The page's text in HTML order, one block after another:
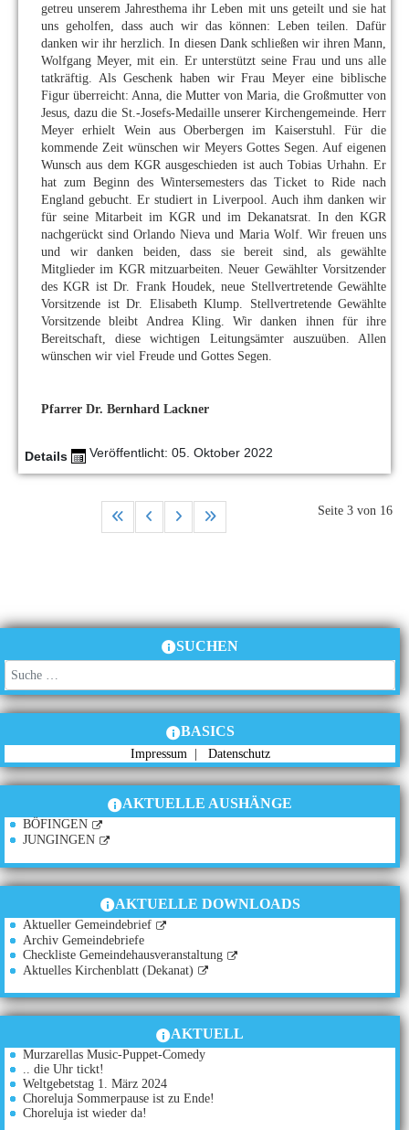
getreu unserem Jahresthema ihr Leben mit uns geteilt und sie hat
uns geholfen, dass auch wir das können: Leben teilen. Dafür
danken wir ihr herzlich. In diesen Dank schließen wir ihren Mann,
Wolfgang Meyer, mit ein. Er unterstützt seine Frau und uns alle
tatkräftig. Als Geschenk haben wir Frau Meyer eine biblische
Figur überreicht: Anna, die Mutter von Maria, die Großmutter von
Jesus, dazu die St.-Josefs-Medaille unserer Kirchengemeinde. Herr
Meyer erhielt Wein aus Oberbergen im Kaiserstuhl. Für die
kommende Zeit wünschen wir Meyers Gottes Segen. Auf eigenen
Wunsch aus dem KGR ausgeschieden ist auch Tobias Urhahn. Er
hat zum Beginn des Wintersemesters das Ticket to Ride nach
England gebucht. Er studiert in Liverpool. Auch ihm danken wir
für seine Mitarbeit im KGR und im Dekanatsrat. In den KGR
nachgerückt sind Orlando Nieva und Maria Wolf. Wir freuen uns
und wir danken beiden, dass sie bereit sind, als gewählte
Mitglieder im KGR mitzuarbeiten. Neuer Gewählter Vorsitzender
des KGR ist Dr. Frank Houdek, neue Stellvertretende Gewählte
Vorsitzende ist Dr. Elisabeth Klump. Stellvertretende Gewählte
Vorsitzende bleibt Andrea Kling. Wir danken ihnen für ihre
Bereitschaft, diese wichtigen Leitungsämter auszuüben. Allen
wünschen wir viel Freude und Gottes Segen.
Pfarrer Dr. Bernhard Lackner
Details Veröffentlicht: 05. Oktober 2022
Seite 3 von 16
SUCHEN
Suchen
BASICS
Impressum Datenschutz
AKTUELLE AUSHÄNGE
BÖFINGEN
JUNGINGEN
AKTUELLE DOWNLOADS
Aktueller Gemeindebrief
Archiv Gemeindebriefe
Checkliste Gemeindehausveranstaltung
Aktuelles Kirchenblatt (Dekanat)
AKTUELL
Murzarellas Music-Puppet-Comedy
.. die Uhr tickt!
Weltgebetstag 1. März 2024
Choreluja Sommerpause ist zu Ende!
Choreluja ist wieder da!